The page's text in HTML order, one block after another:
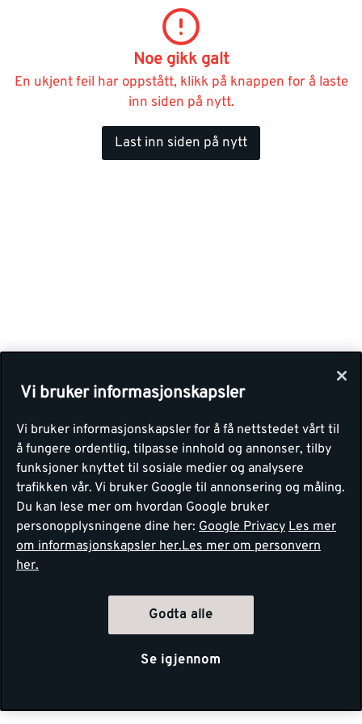
Noe gikk galt
En ukjent feil har oppstått, klikk på knappen for å laste
inn siden på nytt.
Last inn siden på nytt
Vi bruker informasjonskapsler
Vi bruker informasjonskapsler for å få nettstedet vårt til
å fungere ordentlig, tilpasse innhold og annonser, tilby
funksjoner knyttet til sosiale medier og analysere
trafikken vår. Vi bruker Google til annonsering og måling.
Du kan lese mer om hvordan Google bruker
personopplysningene dine her: Google Privacy Les mer
om informasjonskapsler her.Les mer om personvern
her.
Godta alle
Se igjennom